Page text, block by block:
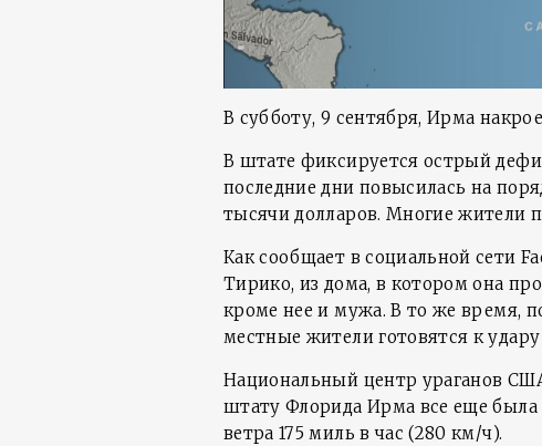
В субботу, 9 сентября, Ирма
В штате фиксируется острый
последние дни повысилась на
тысячи долларов. Многие жители
Как сообщает в социальной сети
Тирико, из дома, в котором она
кроме нее и мужа. В то же время,
местные жители готовятся к
Национальный центр ураганов
штату Флорида Ирма все еще была
ветра 175 миль в час (280 км/ч).